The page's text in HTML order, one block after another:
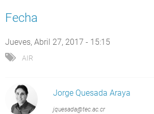
Fecha
Jueves, Abril 27, 2017 - 15:15
AIR
Jorge Quesada Araya
jquesada@tec.ac.cr